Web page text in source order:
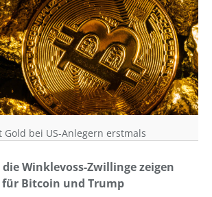
bei US-Anlegern erstmals
Winklevoss-Zwillinge zeigen
Bitcoin und Trump